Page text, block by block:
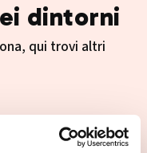
dintorni
qui trovi altri